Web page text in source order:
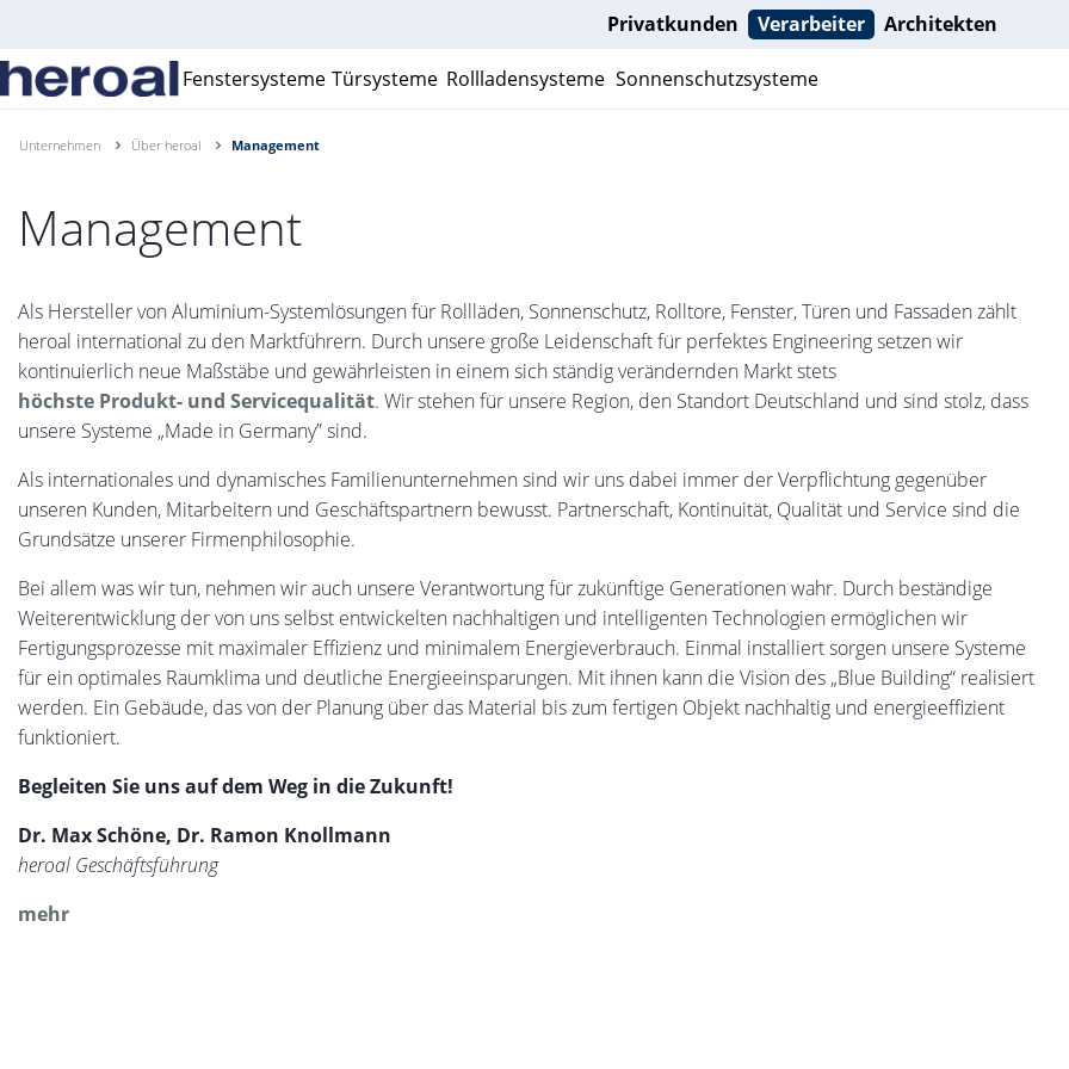
Privatkunden Verarbeiter Architekten
Fenstersysteme Türsysteme Rollladensysteme Sonnenschutzsysteme
Unternehmen Über heroal Management
Management
Als Hersteller von Aluminium-Systemlösungen für Rollläden, Sonnenschutz, Rolltore, Fenster, Türen und Fassaden zählt
heroal international zu den Marktführern. Durch unsere große Leidenschaft für perfektes Engineering setzen wir
kontinuierlich neue Maßstäbe und gewährleisten in einem sich ständig verändernden Markt stets
höchste Produkt- und Servicequalität. Wir stehen für unsere Region, den Standort Deutschland und sind stolz, dass
unsere Systeme „Made in Germany” sind.
Als internationales und dynamisches Familienunternehmen sind wir uns dabei immer der Verpflichtung gegenüber
unseren Kunden, Mitarbeitern und Geschäftspartnern bewusst. Partnerschaft, Kontinuität, Qualität und Service sind die
Grundsätze unserer Firmenphilosophie.
Bei allem was wir tun, nehmen wir auch unsere Verantwortung für zukünftige Generationen wahr. Durch beständige
Weiterentwicklung der von uns selbst entwickelten nachhaltigen und intelligenten Technologien ermöglichen wir
Fertigungsprozesse mit maximaler Effizienz und minimalem Energieverbrauch. Einmal installiert sorgen unsere Systeme
für ein optimales Raumklima und deutliche Energieeinsparungen. Mit ihnen kann die Vision des „Blue Building“ realisiert
werden. Ein Gebäude, das von der Planung über das Material bis zum fertigen Objekt nachhaltig und energieeffizient
funktioniert.
Begleiten Sie uns auf dem Weg in die Zukunft!
Dr. Max Schöne, Dr. Ramon Knollmann
heroal Geschäftsführung
mehr